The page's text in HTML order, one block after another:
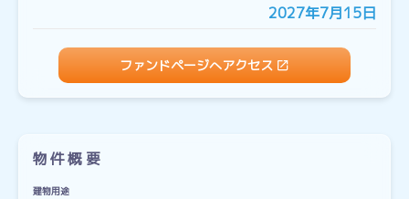
2027年7月15日
ファンドページへアクセス
物件概要
建物用途